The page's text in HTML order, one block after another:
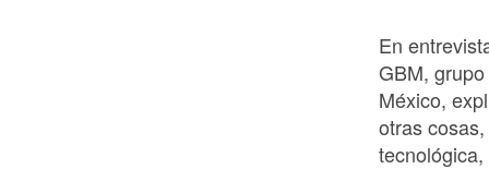
En
GBM,
México,
otras